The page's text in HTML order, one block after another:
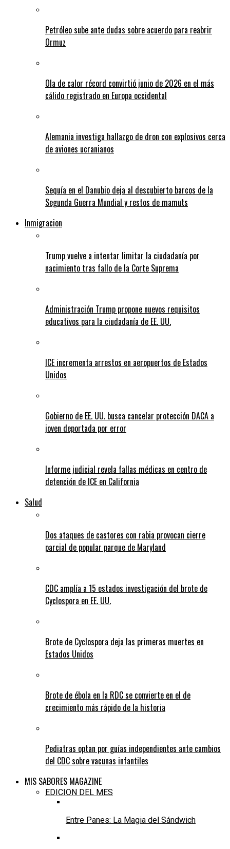
Petróleo sube ante dudas sobre acuerdo para reabrir
Ormuz
Ola de calor récord convirtió junio de 2026 en el más
cálido registrado en Europa occidental
Alemania investiga hallazgo de dron con explosivos cerca
de aviones ucranianos
Sequía en el Danubio deja al descubierto barcos de la
Segunda Guerra Mundial y restos de mamuts
Inmigracion
Trump vuelve a intentar limitar la ciudadanía por
nacimiento tras fallo de la Corte Suprema
Administración Trump propone nuevos requisitos
educativos para la ciudadanía de EE. UU.
ICE incrementa arrestos en aeropuertos de Estados
Unidos
Gobierno de EE. UU. busca cancelar protección DACA a
joven deportada por error
Informe judicial revela fallas médicas en centro de
detención de ICE en California
Salud
Dos ataques de castores con rabia provocan cierre
parcial de popular parque de Maryland
CDC amplía a 15 estados investigación del brote de
Cyclospora en EE. UU.
Brote de Cyclospora deja las primeras muertes en
Estados Unidos
Brote de ébola en la RDC se convierte en el de
crecimiento más rápido de la historia
Pediatras optan por guías independientes ante cambios
del CDC sobre vacunas infantiles
MIS SABORES MAGAZINE
EDICION DEL MES
Entre Panes: La Magia del Sándwich